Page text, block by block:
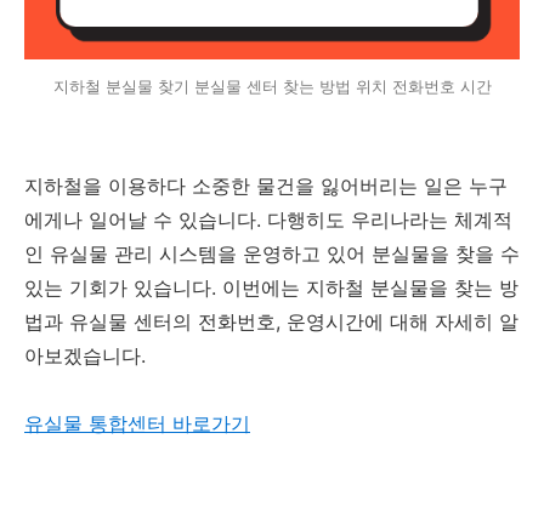
지하철 분실물 찾기 분실물 센터 찾는 방법 위치 전화번호 시간
지하철을 이용하다 소중한 물건을 잃어버리는 일은 누구
에게나 일어날 수 있습니다. 다행히도 우리나라는 체계적
인 유실물 관리 시스템을 운영하고 있어 분실물을 찾을 수
있는 기회가 있습니다. 이번에는 지하철 분실물을 찾는 방
법과 유실물 센터의 전화번호, 운영시간에 대해 자세히 알
아보겠습니다.
유실물 통합센터 바로가기